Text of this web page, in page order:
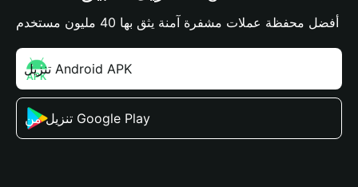
أفضل محفظة عملات مشفرة آمنة يثق بها 40 مليون مستخدم
تنزيل Android APK
تنزيل من Google Play